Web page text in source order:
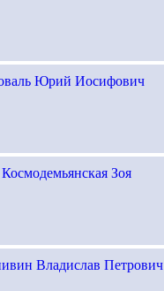
Юрий Иосифович
Космодемьянская Зоя
Владислав Петрович